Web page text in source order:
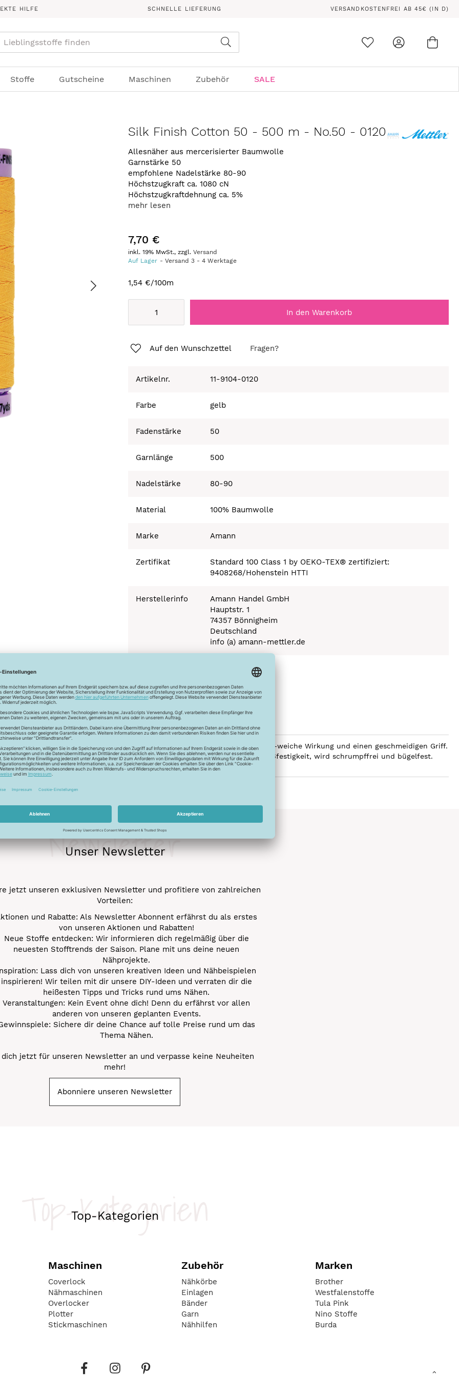
HILFE SCHNELLE LIEFERUNG VERSANDKOSTENFREI AB 45€ (IN D)
Stoffe Gutscheine Maschinen Zubehör SALE
Silk Finish Cotton 50 - 500 m - No.50 - 0120
Allesnäher aus mercerisierter Baumwolle
Garnstärke 50
empfohlene Nadelstärke 80-90
Höchstzugkraft ca. 1080 cN
Höchstzugkraftdehnung ca. 5%
mehr lesen
7,70 €
inkl. 19% MwSt., zzgl.Versand
Auf Lager
Versand3 -4 Werktage
1,54 €/100m
In den Warenkorb
Auf den Wunschzettel Fragen?
Artikelnr. 11-9104-0120
Farbe gelb
Fadenstärke 50
Garnlänge 500
Nadelstärke 80-90
Material 100% Baumwolle
Marke Amann
Zertifikat
Standard 100 Class 1 by OEKO-TEX® zertifiziert:
9408268/Hohenstein HTTI
Herstellerinfo
Amann Handel GmbH
Hauptstr. 1
74357 Bönnigheim
Deutschland
info (a) amann-mettler.de
für feinste Baumwollkreationen. Das Garn besticht durch eine luxuriös-weiche Wirkung und einen geschmeidigen Griff.
Durch den Mercerisationsprozess erlangt das Garn eine hohe Reißfestigkeit, wird schrumpffrei und bügelfest.
und kann auch nicht gebleicht werden.
Unser Newsletter
Newsletter
jetzt unseren exklusiven Newsletter und profitiere von zahlreichen
Vorteilen:
und Rabatte: Als Newsletter Abonnent erfährst du als erstes
von unseren Aktionen und Rabatten!
Neue Stoffe entdecken: Wir informieren dich regelmäßig über die
neuesten Stofftrends der Saison. Plane mit uns deine neuen
Nähprojekte.
Lass dich von unseren kreativen Ideen und Nähbeispielen
inspirieren! Wir teilen mit dir unsere DIY-Ideen und verraten dir die
heißesten Tipps und Tricks rund ums Nähen.
Veranstaltungen: Kein Event ohne dich! Denn du erfährst vor allen
anderen von unseren geplanten Events.
Sichere dir deine Chance auf tolle Preise rund um das
Thema Nähen.
dich jetzt für unseren Newsletter an und verpasse keine Neuheiten
mehr!
Abonniere unseren Newsletter
Top-Kategorien
Top-Kategorien
Maschinen
Coverlock
Nähmaschinen
Overlocker
Plotter
Stickmaschinen
Zubehör
Nähkörbe
Einlagen
Bänder
Garn
Nähhilfen
Marken
Brother
Westfalenstoffe
Tula Pink
Nino Stoffe
Burda